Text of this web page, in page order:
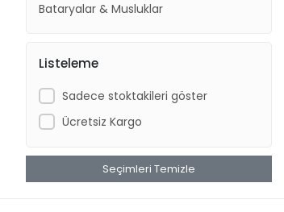
Bataryalar & Musluklar
Listeleme
Sadece stoktakileri göster
Ücretsiz Kargo
Seçimleri Temizle